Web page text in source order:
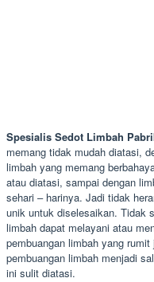
Spesialis Sedot Limbah
memang tidak mudah diatasi,
limbah yang memang
atau diatasi, sampai dengan
sehari – harinya. Jadi tidak
unik untuk diselesaikan. Tidak
limbah dapat melayani atau
pembuangan limbah yang
pembuangan limbah menjadi
ini sulit diatasi.